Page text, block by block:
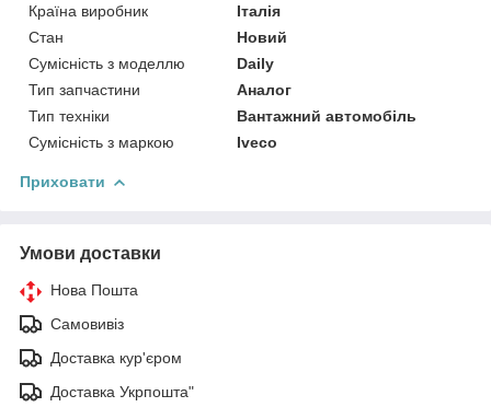
Країна виробник
Італія
Стан
Новий
Сумісність з моделлю
Daily
Тип запчастини
Аналог
Тип техніки
Вантажний автомобіль
Сумісність з маркою
Iveco
Приховати
Умови доставки
Нова Пошта
Самовивіз
Доставка кур'єром
Доставка Укрпошта"